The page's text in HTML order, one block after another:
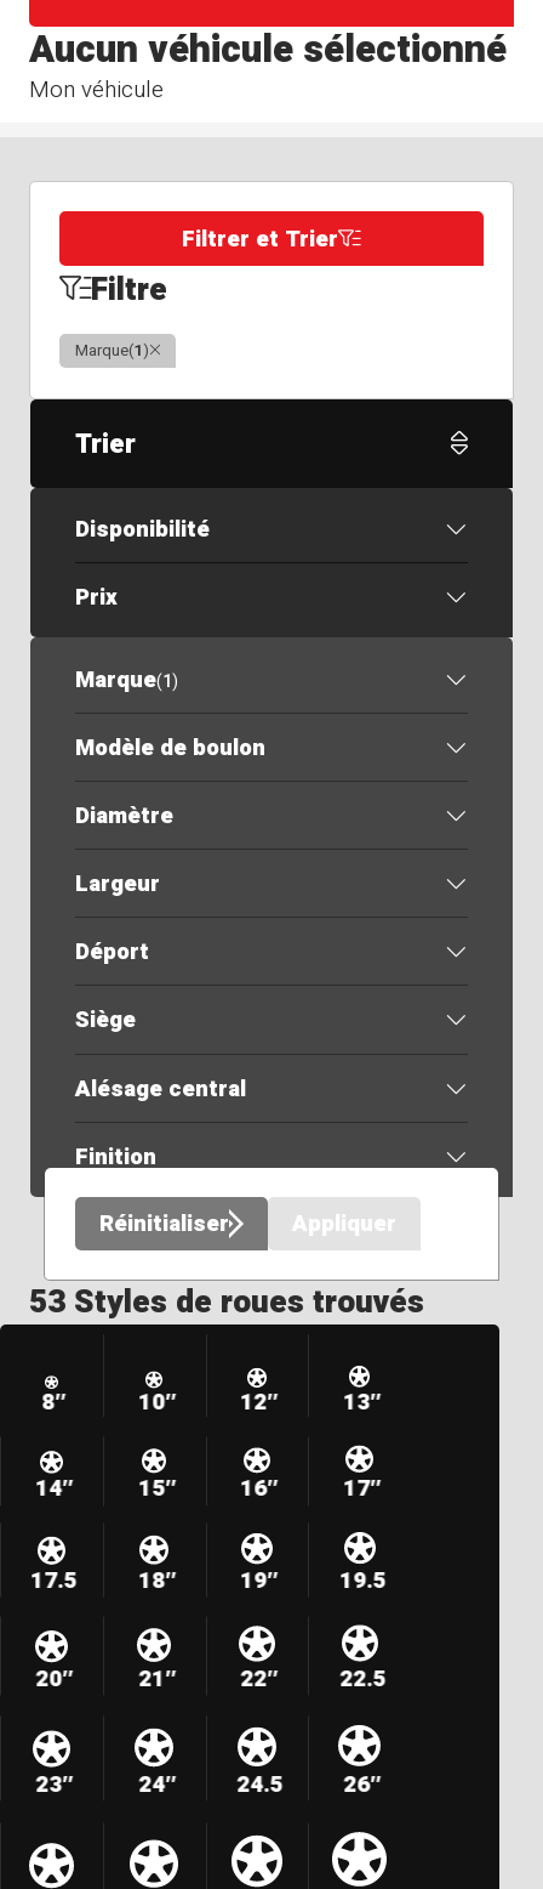
Mon véhicule
Aucun véhicule sélectionné
Filtrer et Trier
Filtre
Marque(1)Clair
Trier
Disponibilité
Prix
Marque(1)
Modèle de boulon
Diamètre
Largeur
Déport
Siège
Alésage central
Finition
Réinitialiser
Appliquer
53 Styles de roues trouvés
8″ 10″ 12″ 13″
14″ 15″ 16″ 17″
17.5 18″ 19″ 19.5
20″ 21″ 22″ 22.5
23″ 24″ 24.5 26″